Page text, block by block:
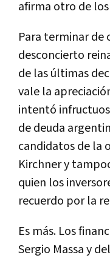
afirma otro de
Para terminar de
desconcierto
de las últimas
vale la
intentó
de deuda
candidatos de la
Kirchner y
quien los
recuerdo por la
Es más. Los
Sergio Massa y